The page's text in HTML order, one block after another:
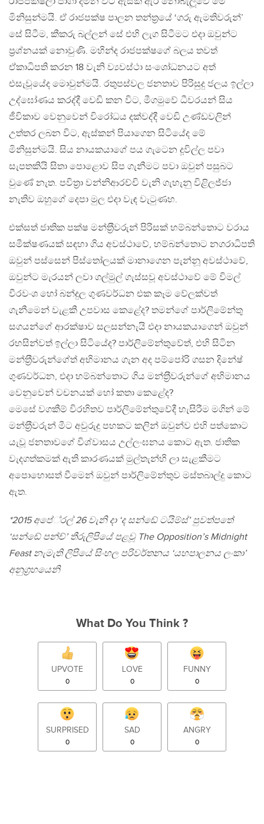
මිනිසුන්මයි. ඒ රාජපක්ෂ පාලන තන්ත‍්‍රයේ ‘ගරු ඇමතිවරුන්’
සේ සිටීම, කීකරු බල්ලන් සේ එහි ලැග සිටීමට එදා ඔවුන්ට
ප‍්‍රශ්නයක් නොවුණි. මහින්ද රාජපක්ෂගේ බලය තවත්
ඒකාධිපති කරන 18 වැනි ව්‍යවස්ථා සංශෝධනයට අත්
එසැවූයේද මොවුන්මයි. රතුපස්වල ජනතාව පිරිසුදු ජලය ඉල්ලා
උද්ඝෝණය කරද්දී වෙඩි කන විට, මීගමුවේ ධීවරයන් සිය
ජීවිකාව වෙනුවෙන් විරෝධය දක්වද්දී වෙඩි උණ්ඩවලින්
උත්තර ලබන විට, ඇස්කන් පියාගෙන සිටියේද මේ
මිනිසුන්මයි. සිය නායකයාගේ පය ගැටෙන දූවිල්ල පවා
සැපතකියි සිතා පොළොව සිප ගැනීමට පවා ඔවුන් පසුබට
වුණේ නැත. පවිත‍්‍රා වන්නිආරච්චි වැනි ගැහැනු විළිලජ්ජා
නැතිව ඔහුගේ දෙපා මුල එදා වැඳ වැටුණහ.
එක්සත් ජාතික පක්ෂ මන්ත‍්‍රීවරුන් පිරිසක් හම්බන්තොට වරාය
සමීක්ෂණයක් සඳහා ගිය අවස්ථාවේ, හම්බන්තොට නගරාධිපති
ඔවුන් පස්සෙන් පිස්තෝලයක් මානාගෙන පැන්නූ අවස්ථාවේ,
ඔවුන්ට මැරයන් ලවා ගල්මුල් ගැස්සවූ අවස්ථාවේ මේ විමල්
වීරවංශ හෝ බන්දුල ගුණවර්ධන එක කෑම වේලක්වත්
ගැනීමෙන් වැළකී උපවාස කෙළේද? තමන්ගේ පාර්ලිමේන්තු
සගයන්ගේ ආරක්ෂාව සලසන්නැයි එදා නායකයාගෙන් ඔවුන්
රහසින්වත් ඉල්ලා සිටියේද? පාර්ලිමේන්තුවේත්, එහි සිටින
මන්ත‍්‍රීවරුන්ගේත් අභිමානය ගැන අද පම්පෝරි ගසන දිනේෂ්
ගුණවර්ධන, එදා හම්බන්තොට ගිය මන්ත‍්‍රීවරුන්ගේ අභිමානය
වෙනුවෙන් වචනයක් හෝ කතා කෙළේද?
මෙසේ වගකීම් විරහිතව පාර්ලිමේන්තුවේදී හැසිරීම මගින් මේ
මන්ත‍්‍රීවරුන් මීට අවුරුදු පහකට කලින් ඔවුන්ව එහි පත්කොට
යැවූ ජනතාවගේ විශ්වාසය උල්ලංඝනය කොට ඇත. ජාතික
වැදගත්කමක් ඇති කාරණයක් මුල්තැන්හි ලා සැළකීමට
අපොහොසත් වීමෙන් ඔවුන් පාර්ලිමේන්තුව මස්තබාල්දු කොට
ඇත.
*2015 අපේ‍්‍රල් 26 වැනි දා ‘ද සන්ඬේ ටයිම්ස්’ පුවත්පතේ
‘සන්ඬේ පන්ච්’ තීරුලිපියේ පළවූ The Opposition’s Midnight
Feast නැමැති ලිපියේ සිංහල පරිවර්තනය ‘යහපාලනය ලංකා’
අනුග‍්‍රහයෙනි
What Do You Think ?
UPVOTE
0
LOVE
0
FUNNY
0
SURPRISED
0
SAD
0
ANGRY
0